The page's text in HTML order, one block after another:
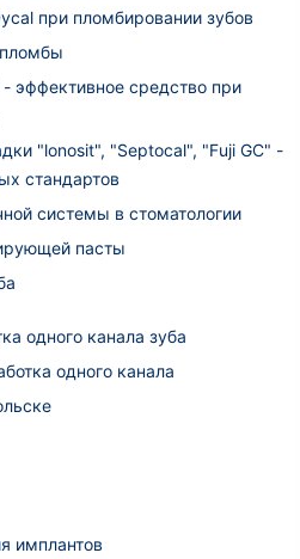
при пломбировании зубов
эффективное средство при
"lonosit", "Septocal", "Fuji GC" -
стандартов
системы в стоматологии
пасты
одного канала зуба
одного канала
имплантов